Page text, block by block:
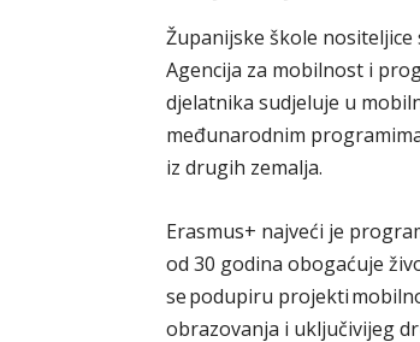
Županijske škole
Agencija za mobilnost i
djelatnika sudjeluje u
međunarodnim
iz drugih zemalja.
Erasmus+ najveći je
od 30 godina obogaćuje
se podupiru projekti
obrazovanja i uključivijeg